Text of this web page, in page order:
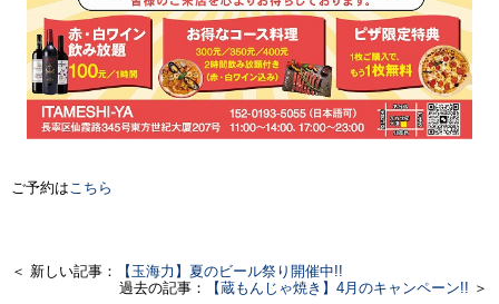
ご予約はこちら
＜ 新しい記事：
【玉海力】夏のビール祭り開催中!!
過去の記事：
【蔵もんじゃ焼き】4月のキャンペーン!! ＞